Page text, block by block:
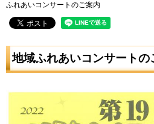
ふれあいコンサートのご案内
地域ふれあいコンサートの